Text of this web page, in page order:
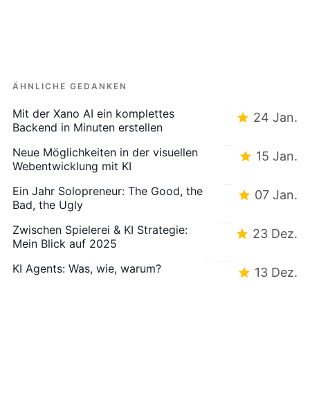
ÄHNLICHE GEDANKEN
Mit der Xano AI ein komplettes
Backend in Minuten erstellen
24 Jan.
Neue Möglichkeiten in der visuellen
Webentwicklung mit KI
15 Jan.
Ein Jahr Solopreneur: The Good, the
Bad, the Ugly
07 Jan.
Zwischen Spielerei & KI Strategie:
Mein Blick auf 2025
23 Dez.
KI Agents: Was, wie, warum? 13 Dez.